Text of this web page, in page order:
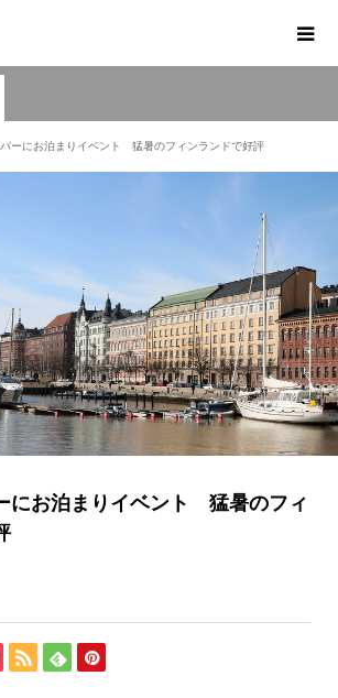
ーにお泊まりイベント 猛暑のフィンランドで好評
にお泊まりイベント 猛暑のフィ